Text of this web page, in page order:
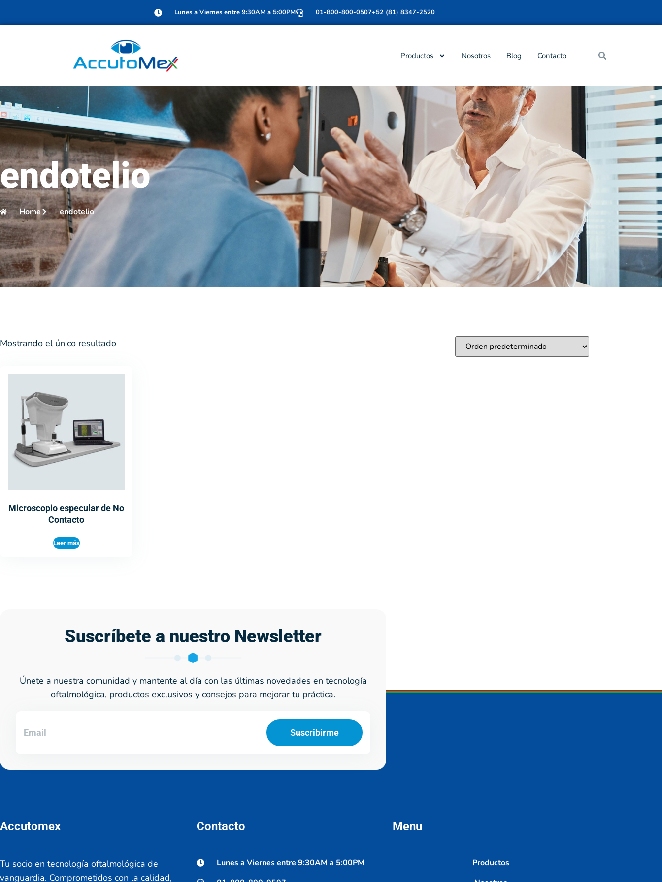
Lunes a Viernes entre 9:30AM a 5:00PM 01-800-800-0507+52 (81) 8347-2520
Productos Nosotros Blog Contacto
endotelio
Home endotelio
Mostrando el único resultado
Microscopio especular de No
Contacto
Leer más
Suscríbete a nuestro Newsletter
Únete a nuestra comunidad y mantente al día con las últimas novedades en tecnología
oftalmológica, productos exclusivos y consejos para mejorar tu práctica.
Suscribirme
Accutomex
Tu socio en tecnología oftalmológica de
vanguardia. Comprometidos con la calidad,
Contacto
Lunes a Viernes entre 9:30AM a 5:00PM
Menu
Productos